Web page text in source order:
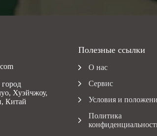
город
Хуэйчжоу,
Китай
Полезные ссылки
О нас
Сервис
Условия и
Политика